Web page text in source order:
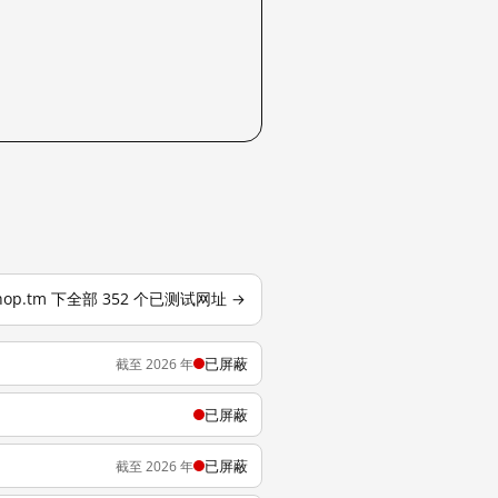
下全部 352 个已测试网址 →
截至 2026 年 已屏蔽
已屏蔽
截至 2026 年 已屏蔽